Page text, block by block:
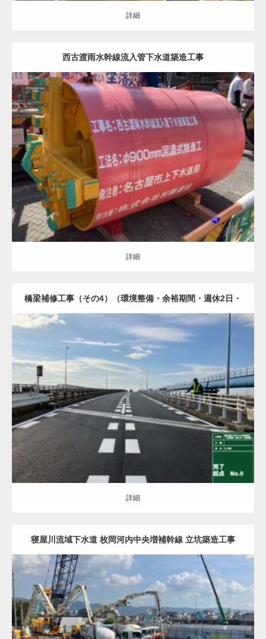
詳細
西古渡雨水幹線流入管下水道築造工事
土木・建築（ALL） 推進・シールド
詳細
詳細
橋梁補修工事（その4）（環境整備・余裕期間・週休2日・
遠隔臨場）
詳細
詳細
寝屋川流域下水道 枚岡河内中央増補幹線 立坑築造工事
（R5-1）
圧入ケーソン（ALL） アーバンリング（立坑）